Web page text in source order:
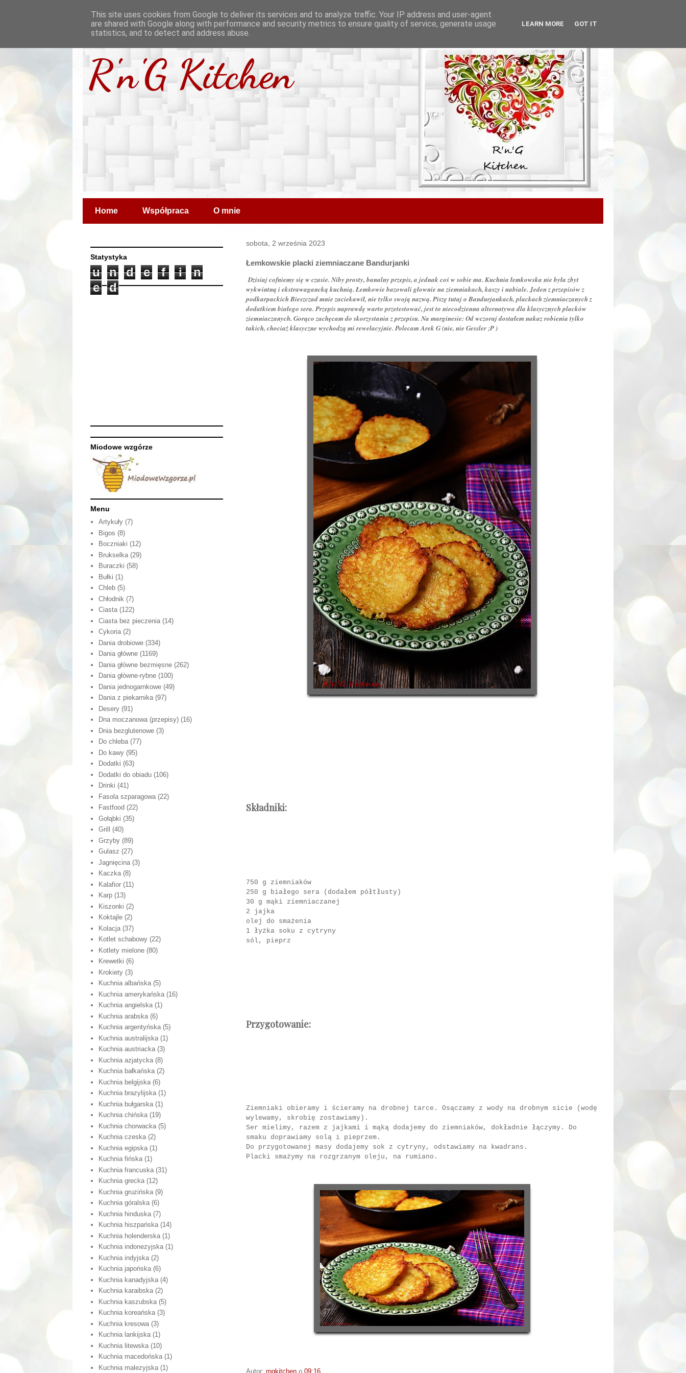
R'n'G Kitchen
Home Współpraca O mnie
sobota, 2 września 2023
Łemkowskie placki ziemniaczane Bandurjanki
Dzisiaj cofniemy się w czasie. Niby prosty, banalny przepis, a jednak coś w sobie ma. Kuchnia łemkowska nie była zbyt
wykwintną i ekstrawagancką kuchnią. Łemkowie bazowali głownie na ziemniakach, kaszy i nabiale. Jeden z przepisów z
podkarpackich Bieszczad mnie zaciekawił, nie tylko swoją nazwą. Piszę tutaj o Bandurjankach, plackach ziemniaczanych z
dodatkiem białego sera. Przepis naprawdę warto przetestować, jest to niecodzienna alternatywa dla klasycznych placków
ziemniaczanych. Gorąco zachęcam do skorzystania z przepisu. Na marginesie: Od wczoraj dostałem nakaz robienia tylko
takich, chociaż klasyczne wychodzą mi rewelacyjnie. Polecam Arek G (nie, nie Gessler ;P )
Składniki:
750 g ziemniaków
250 g białego sera (dodałem półtłusty)
30 g mąki ziemniaczanej
2 jajka
olej do smażenia
1 łyżka soku z cytryny
sól, pieprz
Przygotowanie:
Ziemniaki obieramy i ścieramy na drobnej tarce. Osączamy z wody na drobnym sicie (wodę
wylewamy, skrobię zostawiamy).
Ser mielimy, razem z jajkami i mąką dodajemy do ziemniaków, dokładnie łączymy. Do
smaku doprawiamy solą i pieprzem.
Do przygotowanej masy dodajemy sok z cytryny, odstawiamy na kwadrans.
Placki smażymy na rozgrzanym oleju, na rumiano.
Autor: rngkitchen o 09:16
Statystyka
u n d e f i
n
e
d
Miodowe wzgórze
Menu
Artykuły (7)
Bigos (8)
Boczniaki (12)
Brukselka (29)
Buraczki (58)
Bułki (1)
Chleb (5)
Chłodnik (7)
Ciasta (122)
Ciasta bez pieczenia (14)
Cykoria (2)
Dania drobiowe (334)
Dania główne (1169)
Dania główne bezmięsne (262)
Dania główne-rybne (100)
Dania jednogarnkowe (49)
Dania z piekarnika (97)
Desery (91)
Dna moczanowa (przepisy) (16)
Dnia bezglutenowe (3)
Do chleba (77)
Do kawy (95)
Dodatki (63)
Dodatki do obiadu (106)
Drinki (41)
Fasola szparagowa (22)
Fastfood (22)
Gołąbki (35)
Grill
(40)
Grzyby (89)
Gulasz (27)
Jagnięcina (3)
Kaczka (8)
Kalafior (11)
Karp (13)
Kiszonki (2)
Koktajle (2)
Kolacja (37)
Kotlet schabowy (22)
Kotlety mielone (80)
Krewetki (6)
Krokiety (3)
Kuchnia albańska (5)
Kuchnia amerykańska (16)
Kuchnia angielska (1)
Kuchnia arabska (6)
Kuchnia argentyńska (5)
Kuchnia australijska (1)
Kuchnia austriacka (3)
Kuchnia azjatycka (8)
Kuchnia bałkańska (2)
Kuchnia belgijska (6)
Kuchnia brazylijska (1)
Kuchnia bułgarska (1)
Kuchnia chińska (19)
Kuchnia chorwacka (5)
Kuchnia czeska (2)
Kuchnia egipska (1)
Kuchnia fińska (1)
Kuchnia francuska (31)
Kuchnia grecka (12)
Kuchnia gruzińska (9)
Kuchnia góralska (6)
Kuchnia hinduska (7)
Kuchnia hiszpańska (14)
Kuchnia holenderska (1)
Kuchnia indonezyjska (1)
Kuchnia indyjska (2)
Kuchnia japońska (6)
Kuchnia kanadyjska (4)
Kuchnia karaibska (2)
Kuchnia kaszubska (5)
Kuchnia koreańska (3)
Kuchnia kresowa (3)
Kuchnia lankijska (1)
Kuchnia litewska (10)
Kuchnia macedońska (1)
Kuchnia malezyjska (1)
This site uses cookies from Google to deliver its services and to analyze traffic. Your IP address and user-agent
are shared with Google along with performance and security metrics to ensure quality of service, generate usage
statistics, and to detect and address abuse.
LEARN MORE GOT IT